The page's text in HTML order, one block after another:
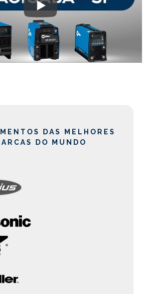
DAS MELHORES
DO MUNDO